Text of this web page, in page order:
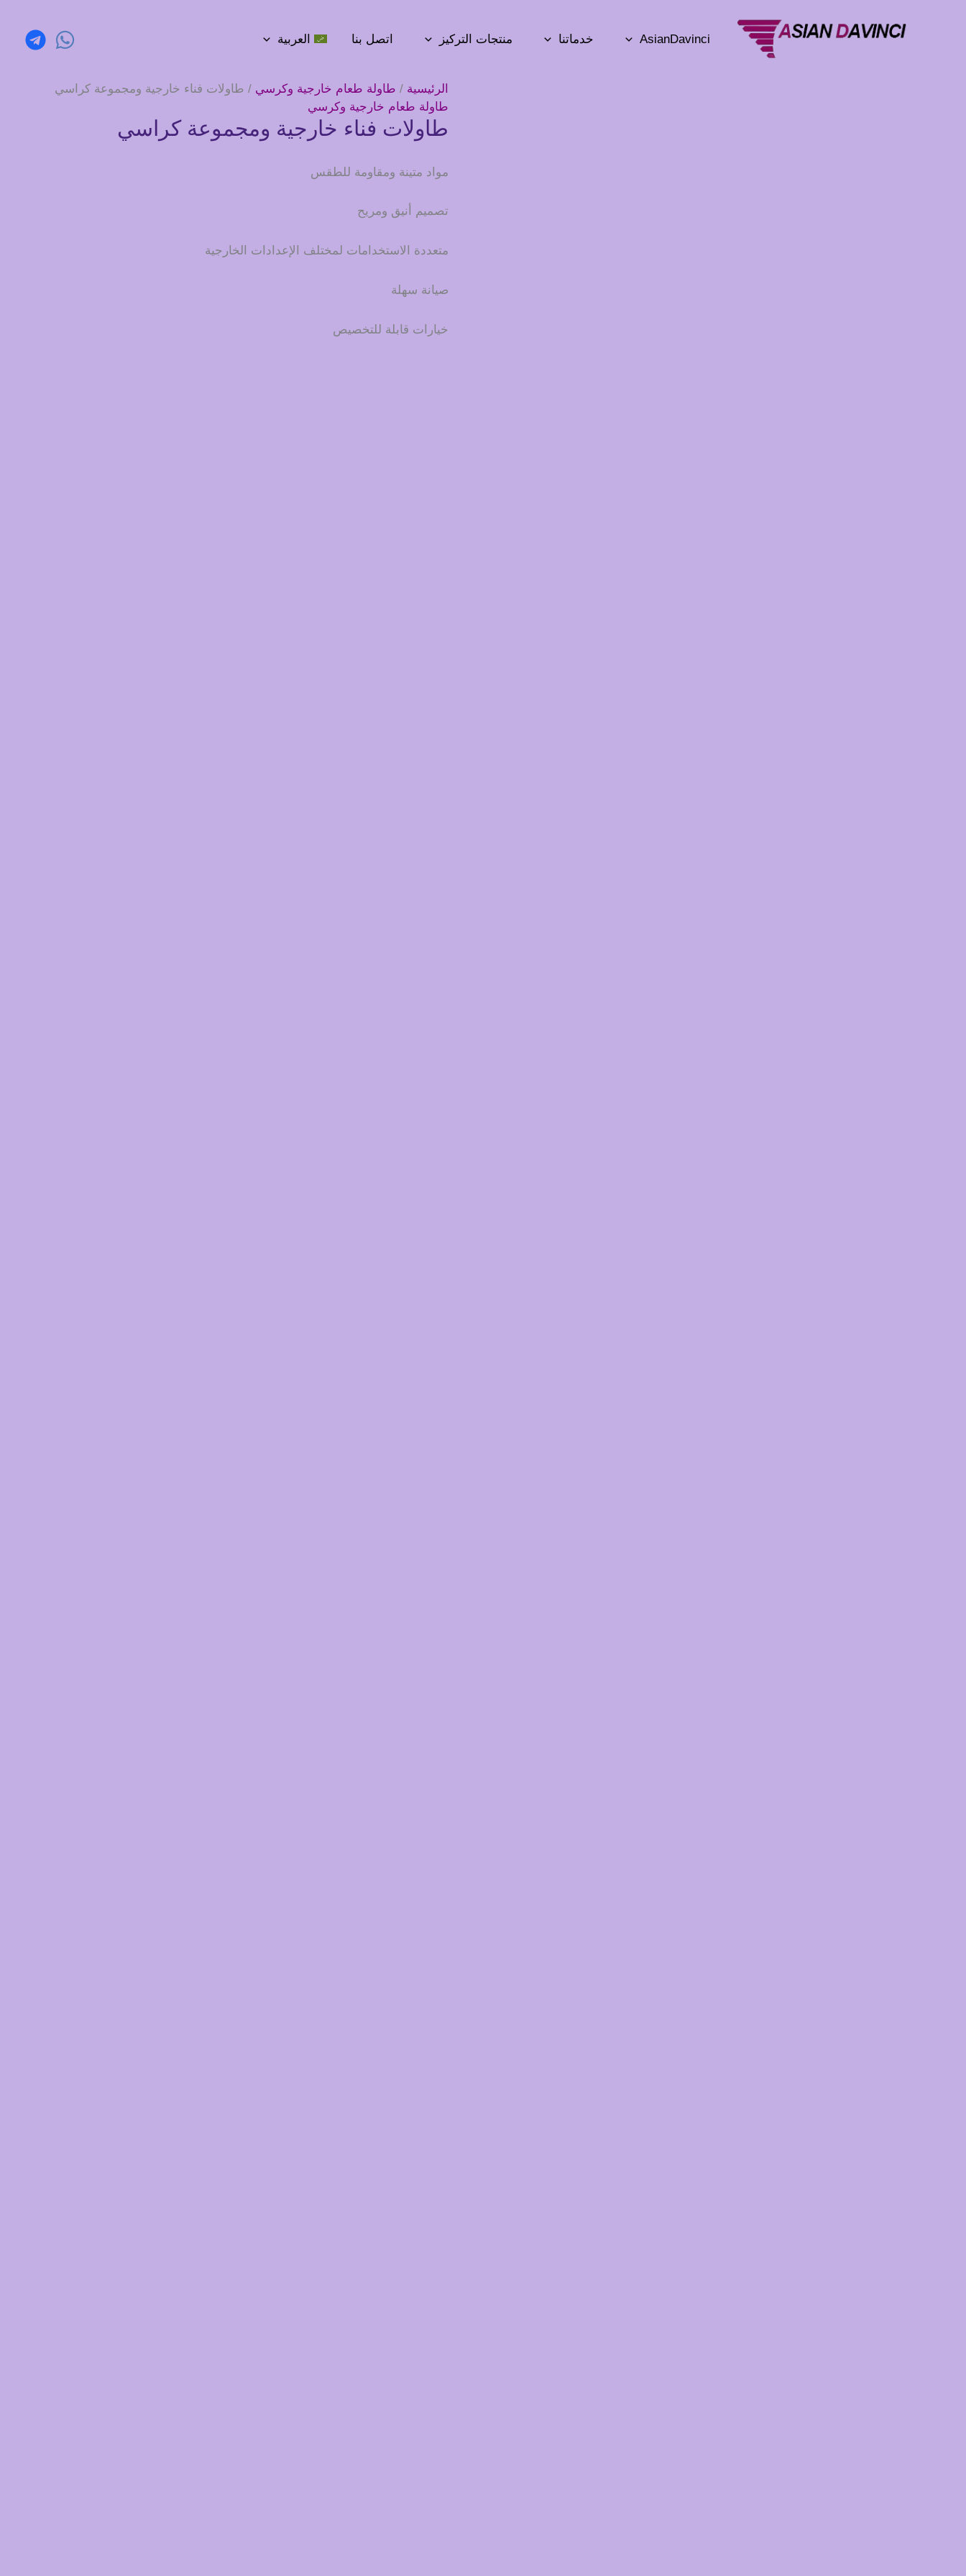
AsianDavinci خدماتنا منتجات التركيز اتصل بنا العربية
الرئيسية / طاولة طعام خارجية وكرسي / طاولات فناء خارجية ومجموعة كراسي
طاولة طعام خارجية وكرسي
طاولات فناء خارجية ومجموعة كراسي
مواد متينة ومقاومة للطقس
تصميم أنيق ومريح
متعددة الاستخدامات لمختلف الإعدادات الخارجية
صيانة سهلة
خيارات قابلة للتخصيص